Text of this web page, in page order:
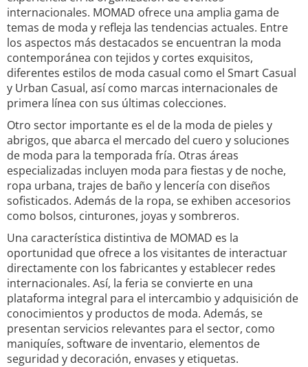
internacionales. MOMAD ofrece una amplia gama de
temas de moda y refleja las tendencias actuales. Entre
los aspectos más destacados se encuentran la moda
contemporánea con tejidos y cortes exquisitos,
diferentes estilos de moda casual como el Smart Casual
y Urban Casual, así como marcas internacionales de
primera línea con sus últimas colecciones.
Otro sector importante es el de la moda de pieles y
abrigos, que abarca el mercado del cuero y soluciones
de moda para la temporada fría. Otras áreas
especializadas incluyen moda para fiestas y de noche,
ropa urbana, trajes de baño y lencería con diseños
sofisticados. Además de la ropa, se exhiben accesorios
como bolsos, cinturones, joyas y sombreros.
Una característica distintiva de MOMAD es la
oportunidad que ofrece a los visitantes de interactuar
directamente con los fabricantes y establecer redes
internacionales. Así, la feria se convierte en una
plataforma integral para el intercambio y adquisición de
conocimientos y productos de moda. Además, se
presentan servicios relevantes para el sector, como
maniquíes, software de inventario, elementos de
seguridad y decoración, envases y etiquetas.